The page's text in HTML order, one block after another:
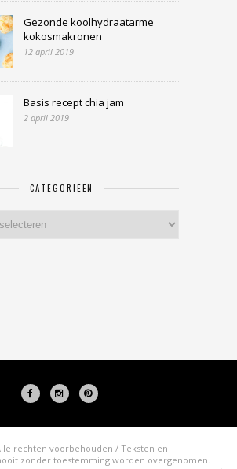
Gezonde koolhydraatarme
kokosmakronen
12 april 2019
Basis recept chia jam
2 april 2019
CATEGORIEËN
rechten voorbehouden / Teksten en
zonder toestemming worden overgenomen.